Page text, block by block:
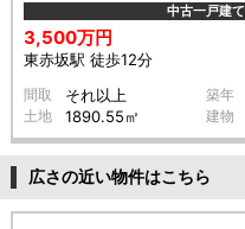
中古一戸建て
3,500万円
東赤坂駅 徒歩12分
間取 それ以上 築年
土地 1890.55㎡ 建物
広さの近い物件はこちら